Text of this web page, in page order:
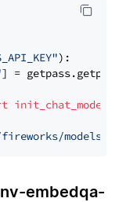
):
] = getpass.getpass(
init_chat_model
models/
nv-embedqa-